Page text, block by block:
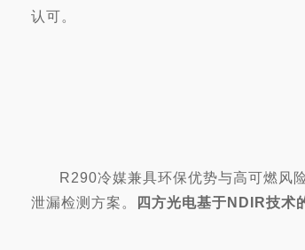
认可。
R290冷媒兼具环保优势与高可燃风
泄漏检测方案。
四方光电基于NDIR技术